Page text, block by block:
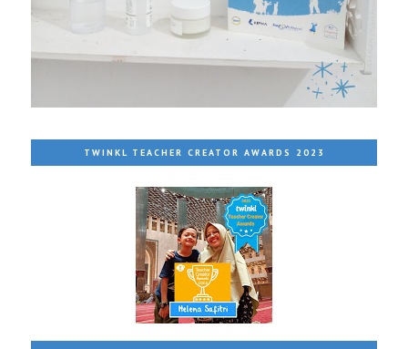
TWINKL TEACHER CREATOR AWARDS 2023